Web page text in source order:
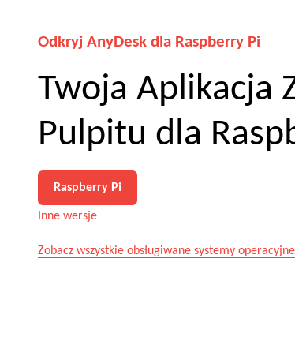
Odkryj AnyDesk dla Raspberry Pi
Twoja Aplikacja
Pulpitu dla
Raspberry Pi
Inne wersje
Zobacz wszystkie obsługiwane systemy